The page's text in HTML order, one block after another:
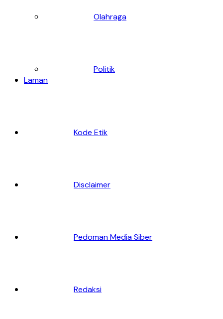
Olahraga
Politik
Laman
Kode Etik
Disclaimer
Pedoman Media Siber
Redaksi